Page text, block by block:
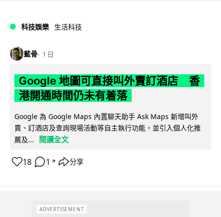
科技娛樂 生活科技
藍骨 1 日
Google 地圖可直接叫外賣訂酒店 香
港開通時間仍未有着落
Google 為 Google Maps 內置聊天助手 Ask Maps 新增叫外
賣、訂酒店及查詢現場活動等自主執行功能，並引入個人化推
薦及...
閱讀全文
18 1 ↗ 分享
ADVERTISEMENT